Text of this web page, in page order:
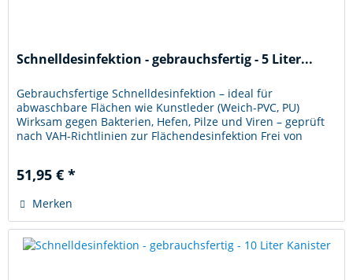
Schnelldesinfektion - gebrauchsfertig - 5 Liter...
Gebrauchsfertige Schnelldesinfektion – ideal für
abwaschbare Flächen wie Kunstleder (Weich-PVC, PU)
Wirksam gegen Bakterien, Hefen, Pilze und Viren – geprüft
nach VAH-Richtlinien zur Flächendesinfektion Frei von
51,95 € *
Merken